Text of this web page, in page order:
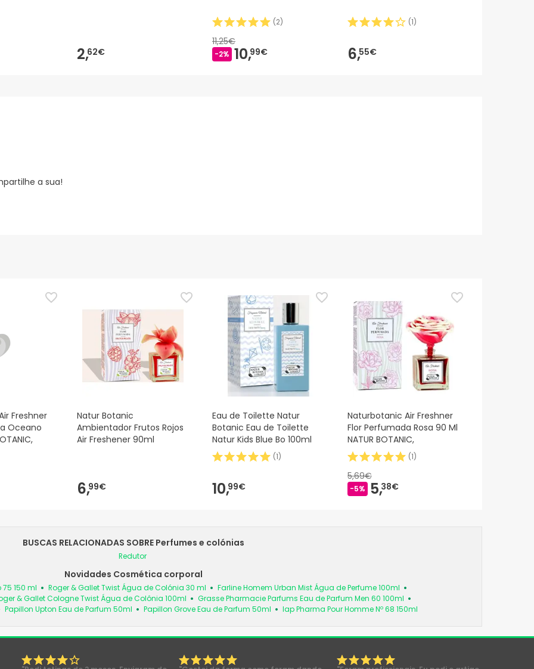
2,62€
(2)
11,25€
-2% 10,99€
(1)
6,55€
a sua!
Freshner
Oceano
Natur Botanic
Ambientador Frutos Rojos
Air Freshener 90ml
6,99€
Eau de Toilette Natur
Botanic Eau de Toilette
Natur Kids Blue Bo 100ml
(1)
10,99€
Naturbotanic Air Freshner
Flor Perfumada Rosa 90 Ml
NATUR BOTANIC,
(1)
5,69€
-5% 5,38€
BUSCAS RELACIONADAS SOBRE Perfumes e colónias
Redutor
Novidades Cosmética corporal
150 ml Roger & Gallet Twist Água de Colónia 30 ml
Farline Homem Urban Mist Água de Perfume 100ml
& Gallet Cologne Twist Água de Colônia 100ml
Grasse Pharmacie Parfums Eau de Parfum Men 60 100ml
Papillon Upton Eau de Parfum 50ml Papillon Grove Eau de Parfum 50ml Iap Pharma Pour Homme Nº 68 150ml